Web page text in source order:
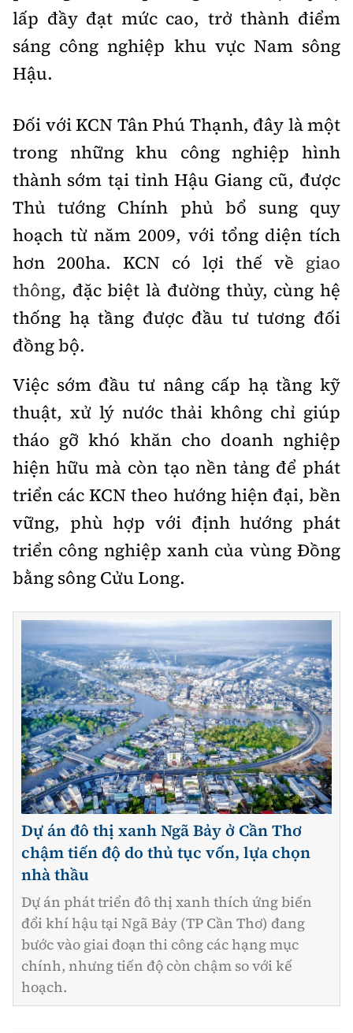
lấp đầy đạt mức cao, trở thành điểm
sáng công nghiệp khu vực Nam sông
Hậu.
Đối với KCN Tân Phú Thạnh, đây là một
trong những khu công nghiệp hình
thành sớm tại tỉnh Hậu Giang cũ, được
Thủ tướng Chính phủ bổ sung quy
hoạch từ năm 2009, với tổng diện tích
hơn 200ha. KCN có lợi thế về giao
thông, đặc biệt là đường thủy, cùng hệ
thống hạ tầng được đầu tư tương đối
đồng bộ.
Việc sớm đầu tư nâng cấp hạ tầng kỹ
thuật, xử lý nước thải không chỉ giúp
tháo gỡ khó khăn cho doanh nghiệp
hiện hữu mà còn tạo nền tảng để phát
triển các KCN theo hướng hiện đại, bền
vững, phù hợp với định hướng phát
triển công nghiệp xanh của vùng Đồng
bằng sông Cửu Long.
Dự án đô thị xanh Ngã Bảy ở Cần Thơ
chậm tiến độ do thủ tục vốn, lựa chọn
nhà thầu
Dự án phát triển đô thị xanh thích ứng biến
đổi khí hậu tại Ngã Bảy (TP Cần Thơ) đang
bước vào giai đoạn thi công các hạng mục
chính, nhưng tiến độ còn chậm so với kế
hoạch.